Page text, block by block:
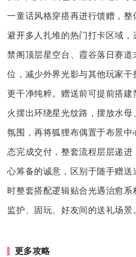
一童话风格穿搭再进行馈赠，整
避开多人扎堆的热门打卡区域，
禁阁顶层星空台、霞谷落日赛道
位，减少外界光影与其他玩家干
更干净纯粹。赠送前可提前搭建
火摆出环绕星光纹路，摆放水
氛围，再将狐狸布偶置于布景中
态完成交付，整套流程层层递进
心筹备的诚意，区别于随手赠送
时整套搭配逻辑贴合光遇治愈
监护、固玩、好友间的送礼场景
更多攻略